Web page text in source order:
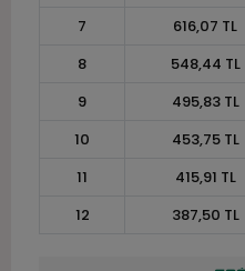
7
616,07 TL
8
548,44 TL
9
495,83 TL
10
453,75 TL
11
415,91 TL
12
387,50 TL